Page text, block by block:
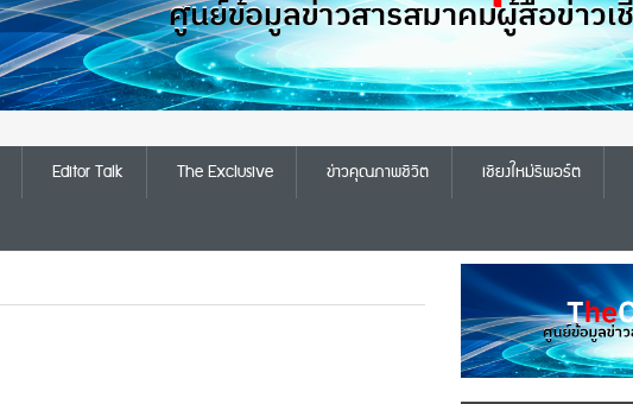
Editor Talk The Exclusive ข่าวคุณภาพชีวิต เชียงใหม่รีพอร์ต